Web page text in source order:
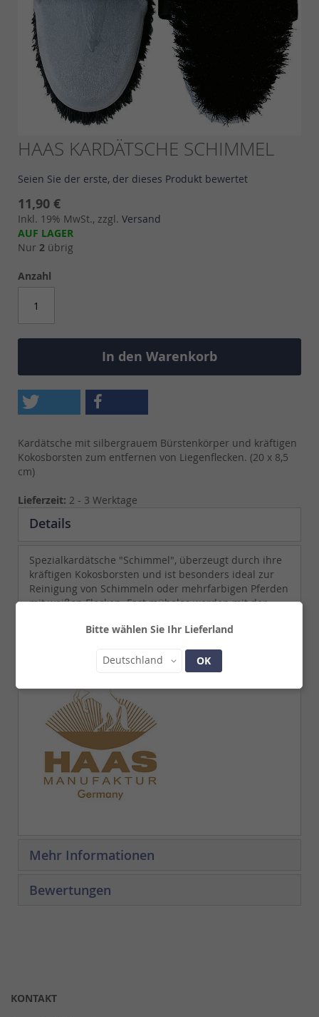
Bitte wählen Sie Ihr Lieferland
Land
Deutschland OK
Skip
to
beginning
of
the
images
gallery
HAAS KARDÄTSCHE SCHIMMEL
Seien Sie der erste, der dieses Produkt bewertet
11,90 €
Inkl. 19% MwSt., zzgl. Versand
AUF LAGER
Nur 2 übrig
Anzahl
In den Warenkorb
Kardätsche mit silbergrauem Bürstenkörper und kräftigen
Kokosborsten zum entfernen von Liegenflecken. (20 x 8,5
cm)
Lieferzeit: 2 - 3 Werktage
Details
Spezialkardätsche "Schimmel", überzeugt durch ihre
kräftigen Kokosborsten und ist besonders ideal zur
Reinigung von Schimmeln oder mehrfarbigen Pferden
mit weißen Flecken. Fast mühelos werden mit der
mm. Borstenlänge 30mm.
Mehr Informationen
Bewertungen
KONTAKT